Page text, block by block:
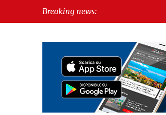
Breaking news: